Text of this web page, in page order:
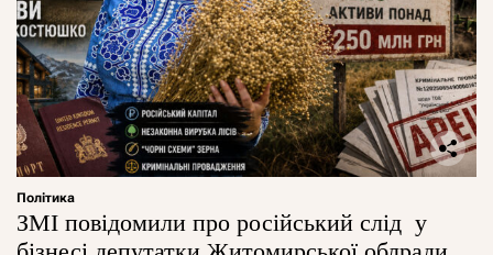
Політика
ЗМІ повідомили про російський слід у